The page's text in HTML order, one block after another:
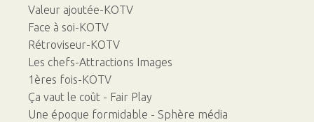
Valeur ajoutée-KOTV
Face à soi-KOTV
Rétroviseur-KOTV
Les chefs-Attractions Images
1ères fois-KOTV
Ça vaut le coût - Fair Play
Une époque formidable - Sphère média